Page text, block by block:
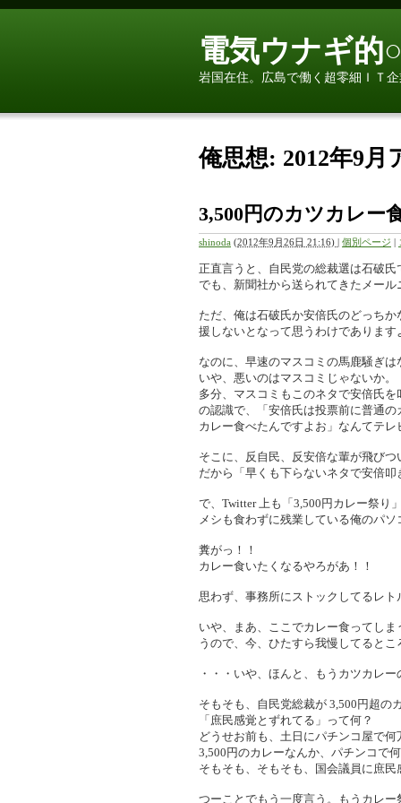
電気ウナギ的
岩国在住。広島で働く超零細ＩＴ
俺思想: 2012年9月
3,500円のカツカレー
shinoda (2012年9月26日 21:16) | 個別ページ |
正直言うと、自民党の総裁選は石破氏
でも、新聞社から送られてきたメール
ただ、俺は石破氏か安倍氏のどっち
援しないとなって思うわけであります
なのに、早速のマスコミの馬鹿騒ぎは
いや、悪いのはマスコミじゃないか。
多分、マスコミもこのネタで安倍氏
の認識で、「安倍氏は投票前に普通
カレー食べたんですよお」なんてテレ
そこに、反自民、反安倍な輩が飛びつ
だから「早くも下らないネタで安倍
で、Twitter 上も「3,500円カレー祭り
メシも食わずに残業している俺のパ
糞がっ！！
カレー食いたくなるやろがあ！！
思わず、事務所にストックしてるレト
いや、まあ、ここでカレー食ってし
うので、今、ひたすら我慢してるとこ
・・・いや、ほんと、もうカツカレ
そもそも、自民党総裁が 3,500円超の
「庶民感覚とずれてる」って何？
どうせお前も、土日にパチンコ屋で
3,500円のカレーなんか、パチンコで
そもそも、そもそも、国会議員に庶
つーことでもう一度言う。もうカレ